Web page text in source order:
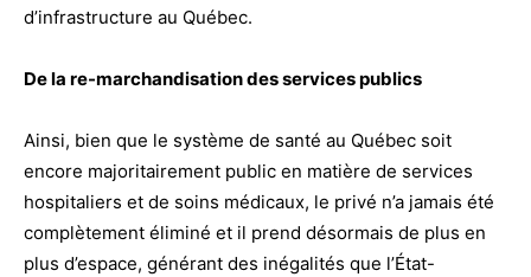
d’infrastructure au Québec.
De la re-marchandisation des services publics
Ainsi, bien que le système de santé au Québec soit
encore majoritairement public en matière de services
hospitaliers et de soins médicaux, le privé n’a jamais été
complètement éliminé et il prend désormais de plus en
plus d’espace, générant des inégalités que l’État-